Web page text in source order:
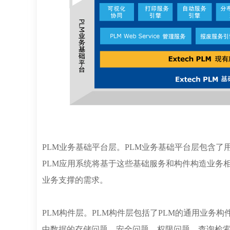
PLM业务基础平台层。PLM业务基础平台层包含了
PLM应用系统将基于这些基础服务和构件构造业务
业务支撑的需求。
PLM构件层。PLM构件层包括了PLM的通用业务